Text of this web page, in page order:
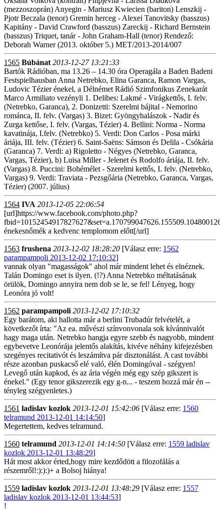
(mezzoszoprán) Anyegin - Mariusz Kwiecien (bariton) Lenszkij -
Pjotr Beczala (tenor) Gremin herceg - Alexei Tanovitsky (basszus)
Kapitány - David Crawford (basszus) Zareckij - Richard Bernstein
(basszus) Triquet, tanár - John Graham-Hall (tenor) Rendező:
Deborah Warner (2013. október 5.) MET/2013-2014/007
1565 Búbánat 2013-12-27 13:21:33
Bartók Rádióban, ma 13.26 – 14.30 óra Operagála a Baden Badeni
Festspielhausban Anna Netrebko, Elina Garanca, Ramon Vargas,
Ludovic Tézier énekel, a Délnémet Rádió Szimfonikus Zenekarát
Marco Armiliato vezényli 1. Delibes: Lakmé - Virágkettős, I. felv.
(Netrebko, Garanca), 2. Donizetti: Szerelmi bájital - Nemorino
románca, II. felv. (Vargas) 3. Bizet: Gyöngyhalászok - Nadir és
Zurga kettőse, I. felv. (Vargas, Tézier) 4. Bellini: Norma - Norma
kavatinája, I.felv. (Netrebko) 5. Verdi: Don Carlos - Posa márki
áriája, III. felv. (Tézier) 6. Saint-Saëns: Sámson és Delila - Csókária
(Garanca) 7. Verdi: a) Rigoletto - Négyes (Netrebko, Garanca,
Vargas, Tézier), b) Luisa Miller - Jelenet és Rodolfo áriája, II. felv.
(Vargas) 8. Puccini: Bohémélet - Szerelmi kettős, I. felv. (Netrebko,
Vargas) 9. Verdi: Traviata - Pezsgőária (Netrebko, Garanca, Vargas,
Tézier) (2007. július)
1564 IVA 2013-12-05 22:06:54
[url]https://www.facebook.com/photo.php?
énekesnőmék a kedvenc templomom előtt[/url]
1563 frushena 2013-12-02 18:28:20 [Válasz erre: 1562
parampampoli 2013-12-02 17:10:32]
vannak olyan "magasságok" ahol már mindent lehet és elnéznek.
Talán Domingo eset is ilyen. (!?) Anna Netrebko méltatásának
örülök, Domingo annyira nem dob se le, se fel! Lényeg, hogy
Leonóra jó volt!
1562 parampampoli 2013-12-02 17:10:32
Egy barátom, aki hallotta már a berlini Trubadúr felvételét, a
következőt írta: "Az ea. művészi színvonvonala sok kívánnivalót
hagy maga után. Netrebko hangja egyre szebb és nagyobb, mindent
egybevetve Leonórája jelentős alakítás, kivéve néhány kifejezésben
szegényes recitativót és leszámítva pár disztonálást. A cast további
része azonban puskacső elé való, élén Domingóval - szégyen!
Levegő után kapkod, és az ária végén még egy szép gikszert is
énekel." (Egy tenor gikszerezik egy g-n... - teszem hozzá már én --
tényleg szégyenletes.)
1561 ladislav kozlok 2013-12-01 15:42:06 [Válasz erre: 1560
telramund 2013-12-01 14:14:50]
Megertettem, kedves telramund.
1560 telramund 2013-12-01 14:14:50 [Válasz erre: 1559 ladislav
kozlok 2013-12-01 13:48:29]
Hát most akkor érted,hogy mire kezdődött a filozofálás a
részemről!:):):)+ a Bolsoj hiánya!
1559 ladislav kozlok 2013-12-01 13:48:29 [Válasz erre: 1557
ladislav kozlok 2013-12-01 13:44:53]
!